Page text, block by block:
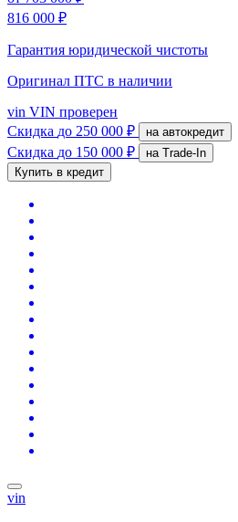
816 000 ₽
Гарантия юридической чистоты
Оригинал ПТС в наличии
vin VIN проверен
Скидка до 250 000 ₽ на автокредит
Скидка до 150 000 ₽
на Trade-In
Купить в кредит
vin